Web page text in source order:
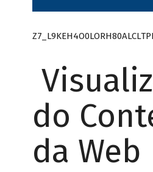
do
da Web